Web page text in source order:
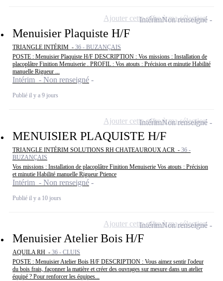
Menuisier Plaquiste H/F
TRIANGLE INTÉRIM - 36 - BUZANÇAIS
POSTE : Menuisier Plaquiste H/F DESCRIPTION : Vos missions : Installation de
placoplâtre Finition Menuiserie . PROFIL : Vos atouts : Précision et minutie Habilité
manuelle Rigueur ...
Intérim - Non renseigné
Publié il y a 9 jours
IntérimNon renseigné
Ajouter cette offre à ma sélection
MENUISIER PLAQUISTE H/F
TRIANGLE INTÉRIM SOLUTIONS RH CHATEAUROUX ACR - 36 -
BUZANÇAIS
Vos missions : Installation de placoplâtre Finition Menuiserie Vos atouts : Précision
et minutie Habilité manuelle Rigueur Ptience
Intérim - Non renseigné
Publié il y a 10 jours
IntérimNon renseigné
Ajouter cette offre à ma sélection
Menuisier Atelier Bois H/F
AQUILA RH - 36 - CLUIS
POSTE : Menuisier Atelier Bois H/F DESCRIPTION : Vous aimez sentir l'odeur
du bois frais, façonner la matière et créer des ouvrages sur mesure dans un atelier
équipé ? Pour renforcer les équipes...
IntérimNon renseigné
Ajouter cette offre à ma sélection